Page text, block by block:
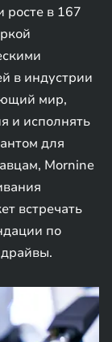
росте в 167
в индустрии
мир,
и исполнять
для
Mornine
встречать
по